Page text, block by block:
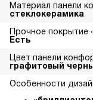
Материал панели
стеклокерамика
Прочное покрытие
Есть
Цвет панели
графитовый
Особенности